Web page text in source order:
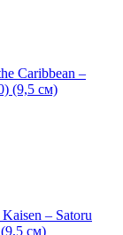
Caribbean –
(9,5 см)
– Satoru
см)